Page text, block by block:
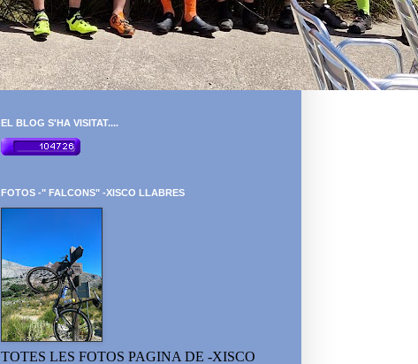
EL BLOG S'HA VISITAT....
FOTOS -" FALCONS" -XISCO LLABRES
TOTES LES FOTOS PAGINA DE -XISCO